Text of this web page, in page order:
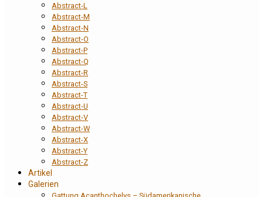
Abstract-L
Abstract-M
Abstract-N
Abstract-O
Abstract-P
Abstract-Q
Abstract-R
Abstract-S
Abstract-T
Abstract-U
Abstract-V
Abstract-W
Abstract-X
Abstract-Y
Abstract-Z
Artikel
Galerien